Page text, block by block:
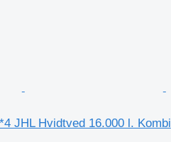
JHL Hvidtved 16.000 l. Kombi